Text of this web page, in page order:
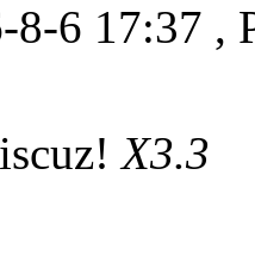
8-6 17:37 ,
X3.3